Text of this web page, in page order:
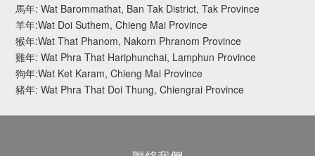
馬年: Wat Barommathat, Ban Tak District, Tak Province
羊年:Wat Doi Suthem, Chieng Mai Province
猴年:Wat That Phanom, Nakorn Phranom Province
雞年: Wat Phra That Hariphunchai, Lamphun Province
狗年:Wat Ket Karam, Chieng Mai Province
豬年: Wat Phra That Doi Thung, Chiengrai Province